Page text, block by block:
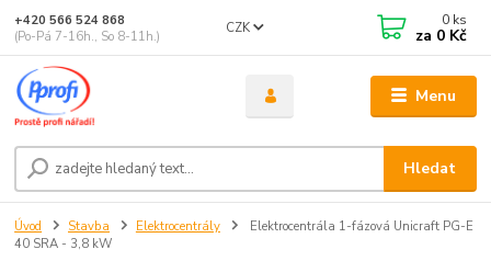
Menu
CZK
Hledat
+420 566 524 868
(Po-Pá 7-16h., So 8-11h.)
0 ks
za 0 Kč
Úvod Stavba Elektrocentrály
Elektrocentrála 1-fázová Unicraft PG-E
40 SRA - 3,8 kW